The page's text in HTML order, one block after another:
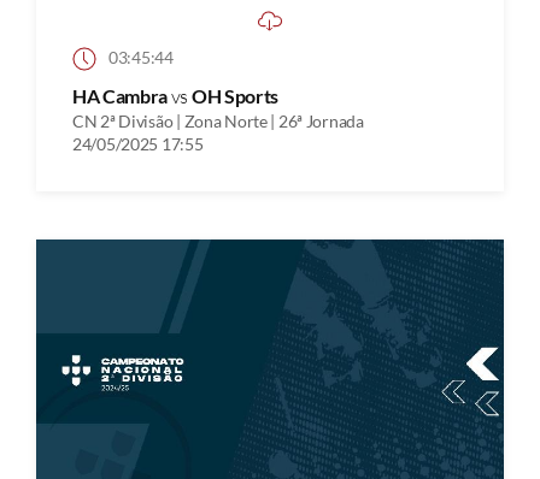
03:45:44
HA Cambravs OH Sports
CN 2ª Divisão | Zona Norte | 26ª Jornada
24/05/2025 17:55